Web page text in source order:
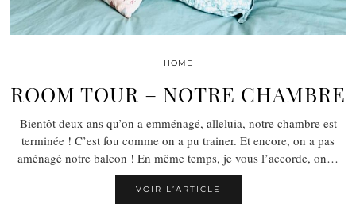
HOME
ROOM TOUR – NOTRE CHAMBRE
Bientôt deux ans qu’on a emménagé, alleluia, notre chambre est
terminée ! C’est fou comme on a pu trainer. Et encore, on a pas
aménagé notre balcon ! En même temps, je vous l’accorde, on…
VOIR L’ARTICLE